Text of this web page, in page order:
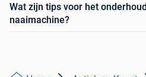
Wat zijn tips voor het
naaimachine?